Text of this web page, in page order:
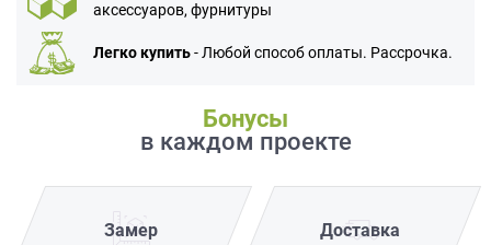
аксессуаров, фурнитуры
Легко купить- Любой способ оплаты. Рассрочка.
Бонусы
в каждом проекте
Замер Доставка